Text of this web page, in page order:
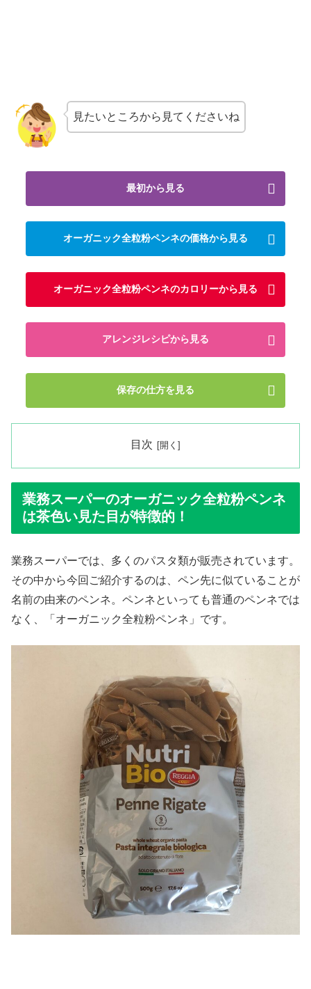
見たいところから見てくださいね
最初から見る
オーガニック全粒粉ペンネの価格から見る
オーガニック全粒粉ペンネのカロリーから見る
アレンジレシピから見る
保存の仕方を見る
目次
業務スーパーのオーガニック全粒粉ペンネ
は茶色い見た目が特徴的！
業務スーパーでは、多くのパスタ類が販売されています。
その中から今回ご紹介するのは、ペン先に似ていることが
名前の由来のペンネ。ペンネといっても普通のペンネでは
なく、「オーガニック全粒粉ペンネ」です。